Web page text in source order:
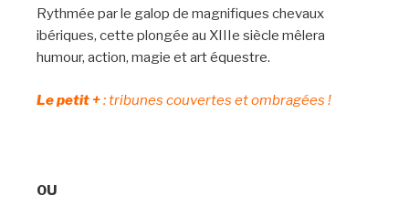
Rythmée par le galop de magnifiques chevaux
ibériques, cette plongée au XIIIe siècle mêlera
humour, action, magie et art équestre.
Le petit +: tribunes couvertes et ombragées !
OU